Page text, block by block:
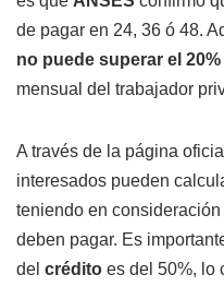
de pagar en 24, 36 ó 48.
no puede superar el 20%
mensual del trabajador
A través de la página
interesados pueden
teniendo en
deben pagar. Es
del crédito es del 50%, lo